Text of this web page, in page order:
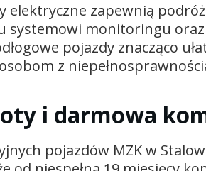
elektryczne zapewnią
systemowi monitoringu
pojazdy znacząco
z
i darmowa
pojazdów MZK w